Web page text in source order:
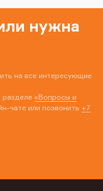
нужна
на все интересующие
«Вопросы и
чате или позвонить +7